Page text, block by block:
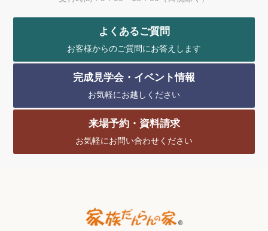
よくあるご質問
お客様からのご質問にお答えします
完成見学会・イベント情報
お気軽にお越しください
来場予約・資料請求
お気軽にお問い合わせください